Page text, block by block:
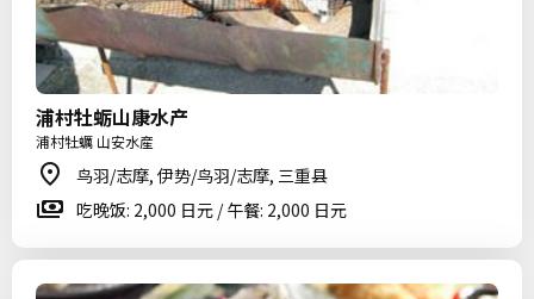
浦村牡蛎山康水产
浦村牡蠣 山安水産
鸟羽/志摩, 伊势/鸟羽/志摩, 三重县
吃晚饭: 2,000 日元 / 午餐: 2,000 日元